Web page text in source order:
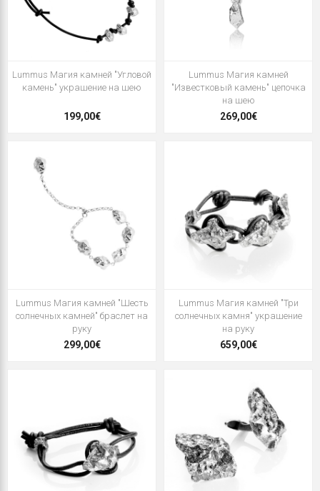
Lummus Магия камней "Угловой
камень" украшение на шею
199,00€
Lummus Магия камней
"Известковый камень" цепочка
на шею
269,00€
Lummus Магия камней "Шесть
солнечных камней" браслет на
руку
299,00€
Lummus Магия камней "Три
солнечных камня" украшение
на руку
659,00€